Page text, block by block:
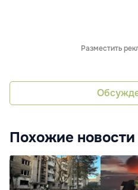
Разместить
Похожие новости